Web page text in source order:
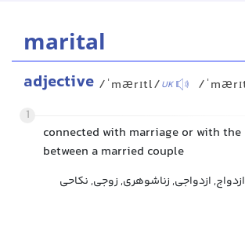
marital
adjective /ˈmærɪtl/UK /
1
connected with marriage or with
between a married couple
ازدواجی, زناشوهری, زوجی, نکاحی